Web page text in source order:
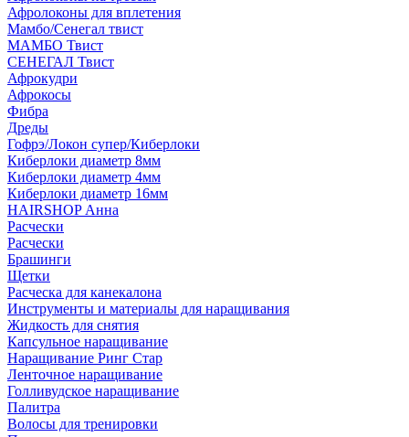
Афролоконы для вплетения
Мамбо/Сенегал твист
МАМБО Твист
СЕНЕГАЛ Твист
Афрокудри
Афрокосы
Фибра
Дреды
Гофрэ/Локон супер/Киберлоки
Киберлоки диаметр 8мм
Киберлоки диаметр 4мм
Киберлоки диаметр 16мм
HAIRSHOP Анна
Расчески
Расчески
Брашинги
Щетки
Расческа для канекалона
Инструменты и материалы для наращивания
Жидкость для снятия
Капсульное наращивание
Наращивание Ринг Стар
Ленточное наращивание
Голливудское наращивание
Палитра
Волосы для тренировки